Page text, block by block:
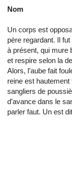
Nom
Un corps est
père regardant. Il
à présent, qui mure
et respire selon la
Alors, l’aube fait
reine est
sangliers de
d’avance dans le
parler faut. Un est